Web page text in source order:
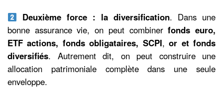
Deuxième force : la diversification. Dans une
bonne assurance vie, on peut combinerfonds euro,
ETF actions, fonds obligataires, SCPI,or et fonds
diversifiés. Autrement dit, on peut construire une
allocation patrimoniale complète dans une seule
enveloppe.